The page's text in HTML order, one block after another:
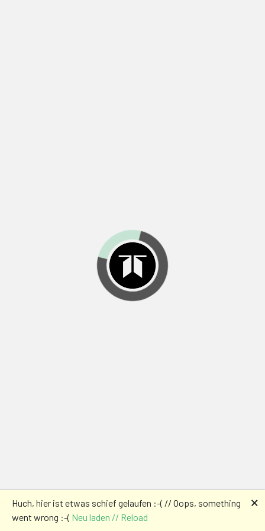
Huch, hier ist etwas schief gelaufen :-( // Oops, something
went wrong :-( Neu laden // Reload
🗙